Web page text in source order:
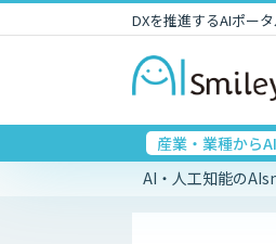
DXを推進するAIポー
産業・業種から
AI・人工知能の